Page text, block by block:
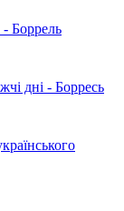
- Боррель
дні - Борресь